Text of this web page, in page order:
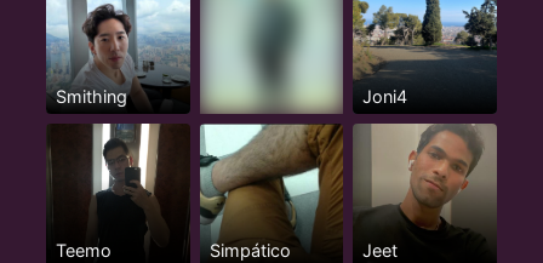
Smithing Joni4
Teemo Simpático Jeet